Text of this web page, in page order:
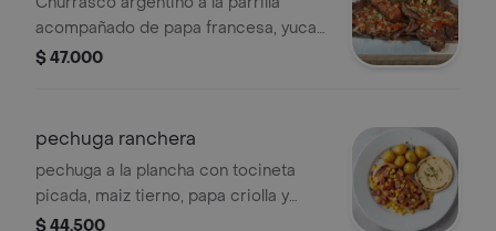
acompañado de papa francesa, yuca,
chimichurri y chorizo santarrosano
$ 47.000
pechuga ranchera
pechuga a la plancha con tocineta
picada, maiz tierno, papa criolla y
arepa
$ 44.500